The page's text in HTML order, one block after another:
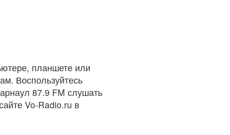
планшете или
Воспользуйтесь
87.9 FM слушать
Vo-Radio.ru в